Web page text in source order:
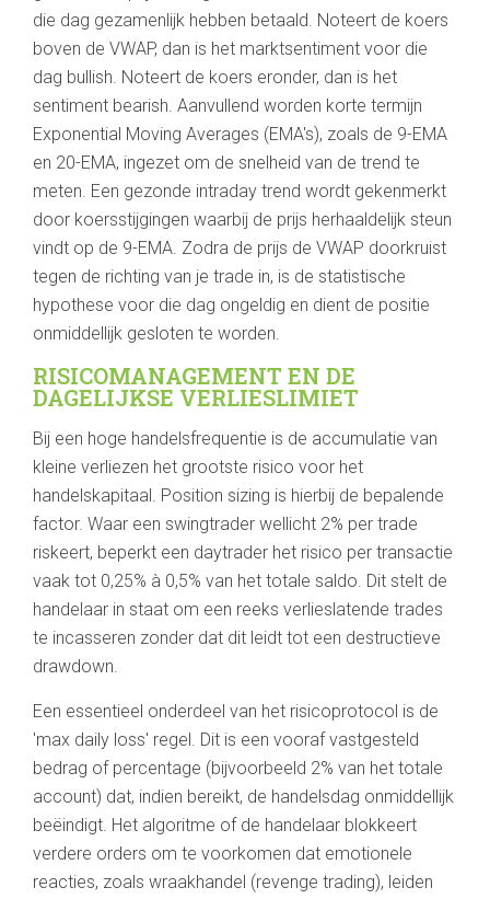
die dag gezamenlijk hebben betaald. Noteert de koers
boven de VWAP, dan is het marktsentiment voor die
dag bullish. Noteert de koers eronder, dan is het
sentiment bearish. Aanvullend worden korte termijn
Exponential Moving Averages (EMA's), zoals de 9-EMA
en 20-EMA, ingezet om de snelheid van de trend te
meten. Een gezonde intraday trend wordt gekenmerkt
door koersstijgingen waarbij de prijs herhaaldelijk steun
vindt op de 9-EMA. Zodra de prijs de VWAP doorkruist
tegen de richting van je trade in, is de statistische
hypothese voor die dag ongeldig en dient de positie
onmiddellijk gesloten te worden.
RISICOMANAGEMENT EN DE
DAGELIJKSE VERLIESLIMIET
Bij een hoge handelsfrequentie is de accumulatie van
kleine verliezen het grootste risico voor het
handelskapitaal. Position sizing is hierbij de bepalende
factor. Waar een swingtrader wellicht 2% per trade
riskeert, beperkt een daytrader het risico per transactie
vaak tot 0,25% à 0,5% van het totale saldo. Dit stelt de
handelaar in staat om een reeks verlieslatende trades
te incasseren zonder dat dit leidt tot een destructieve
drawdown.
Een essentieel onderdeel van het risicoprotocol is de
'max daily loss' regel. Dit is een vooraf vastgesteld
bedrag of percentage (bijvoorbeeld 2% van het totale
account) dat, indien bereikt, de handelsdag onmiddellijk
beëindigt. Het algoritme of de handelaar blokkeert
verdere orders om te voorkomen dat emotionele
reacties, zoals wraakhandel (revenge trading), leiden